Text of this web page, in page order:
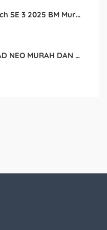
Jual Apple Watch SE 3 2025 BM Murah Dan original
JUAL APPLE IPAD NEO MURAH DAN ORIGINAL